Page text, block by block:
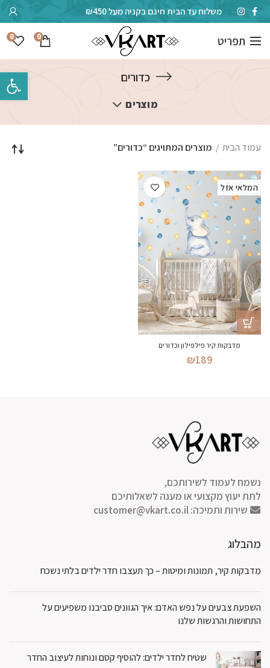
משלוח עד הבית חינם בקניה מעל ₪450
תפריט 0
0
כדורים
מוצרים
עמוד הבית מוצרים המתויגים “כדורים”
המלאי אזל
מדבקות קיר פילפילון וכדורים
₪189
נשמח לעמוד לשירותכם,
לתת יעוץ מקצועי או מענה לשאלותיכם
שירות ותמיכה:customer@vkart.co.il
מהבלוג
מדבקות קיר, תמונות ומיטות – כך תעצבו חדר ילדים בלתי נשכח
השפעת צבעים על נפש האדם: איך הגוונים סביבנו משפיעים על
התחושות והרגשות שלנו
שטיח לחדר ילדים: להוסיף קסם ונוחות לעיצוב החדר
פתח